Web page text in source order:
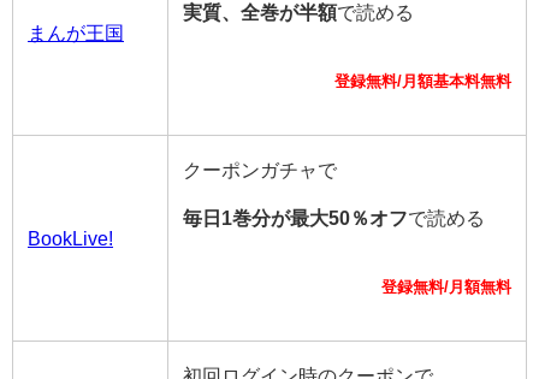
まんが王国
実質、全巻が半額で読める
登録無料/月額基本料無料
BookLive!
クーポンガチャで
毎日1巻分が最大50％オフで読める
登録無料/月額無料
初回ログイン時のクーポンで